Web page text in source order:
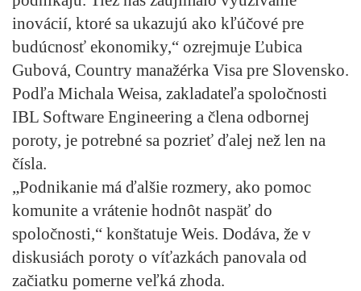
inovácií, ktoré sa ukazujú ako kľúčové pre
budúcnosť ekonomiky,“ ozrejmuje Ľubica
Gubová, Country manažérka Visa pre Slovensko.
Podľa Michala Weisa, zakladateľa spoločnosti
IBL Software Engineering a člena odbornej
poroty, je potrebné sa pozrieť ďalej než len na
čísla.
„Podnikanie má ďalšie rozmery, ako pomoc
komunite a vrátenie hodnôt naspäť do
spoločnosti,“ konštatuje Weis. Dodáva, že v
diskusiách poroty o víťazkách panovala od
začiatku pomerne veľká zhoda.